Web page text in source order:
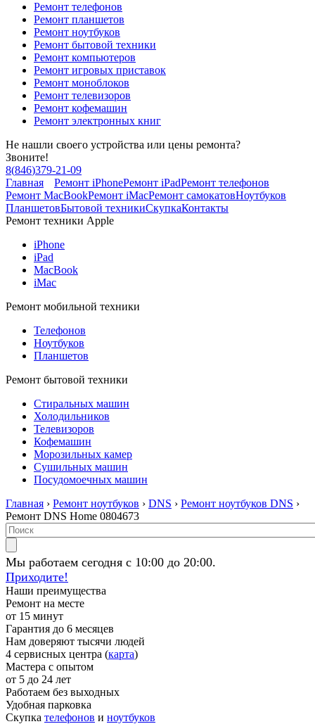
Ремонт телефонов
Ремонт планшетов
Ремонт ноутбуков
Ремонт бытовой техники
Ремонт компьютеров
Ремонт игровых приставок
Ремонт моноблоков
Ремонт телевизоров
Ремонт кофемашин
Ремонт электронных книг
Не нашли своего устройства или цены ремонта?
Звоните!
8(846)379-21-09
Главная
Ремонт iPhoneРемонт iPadРемонт телефонов
Ремонт MacBookРемонт iMacРемонт самокатовНоутбуков
ПланшетовБытовой техникиСкупкаКонтакты
Ремонт техники Apple
iPhone
iPad
MacBook
iMac
Ремонт мобильной техники
Телефонов
Ноутбуков
Планшетов
Ремонт бытовой техники
Стиральных машин
Холодильников
Телевизоров
Кофемашин
Морозильных камер
Сушильных машин
Посудомоечных машин
Главная › Ремонт ноутбуков › DNS › Ремонт ноутбуков DNS ›
Ремонт DNS Home 0804673
Мы работаем сегодня с 10:00 до 20:00.
Приходите!
Наши преимущества
Ремонт на месте
от 15 минут
Гарантия до 6 месяцев
Нам доверяют тысячи людей
4 сервисных центра (карта)
Мастера с опытом
от 5 до 24 лет
Работаем без выходных
Удобная парковка
Скупка телефонов и ноутбуков